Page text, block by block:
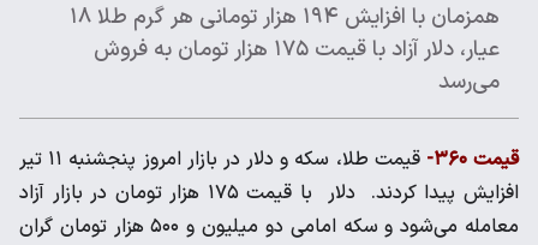
همزمان با افزایش ۱۹۴ هزار تومانی هر گرم طلا ۱۸
عیار، دلار آزاد با قیمت ۱۷۵ هزار تومان به فروش
می‌رسد
قیمت ۳۶۰-
قیمت طلا، سکه و دلار در بازار امروز پنجشنبه ۱۱ تیر
افزایش پیدا کردند. دلار با قیمت ۱۷۵ هزار تومان در بازار آزاد
معامله می‌شود و سکه امامی دو میلیون و ۵۰۰ هزار تومان گران